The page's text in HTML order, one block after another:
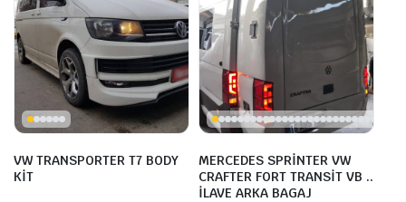
VW TRANSPORTER T7 BODY
KİT
MERCEDES SPRİNTER VW
CRAFTER FORT TRANSİT VB ..
İLAVE ARKA BAGAJ